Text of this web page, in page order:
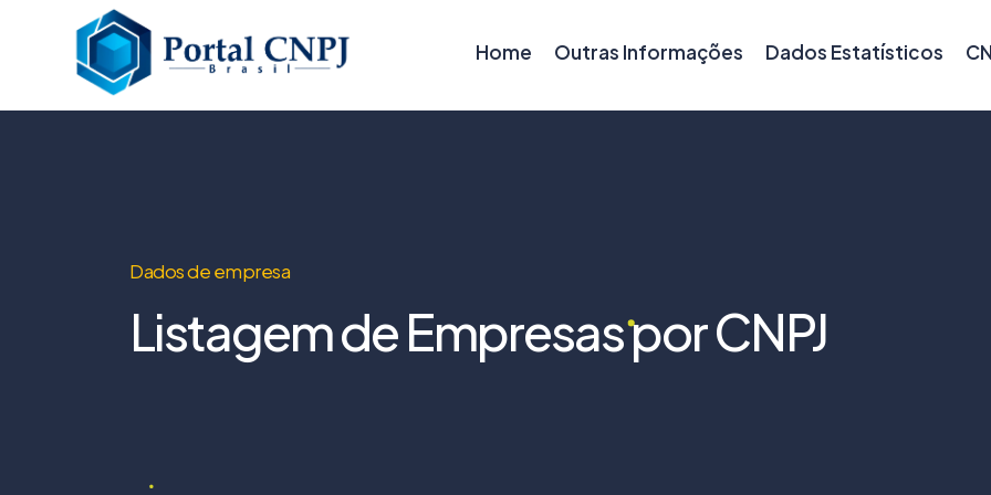
Home Outras Informações Dados Estatísticos
Dados de empresa
Listagem de Empresas por CNPJ